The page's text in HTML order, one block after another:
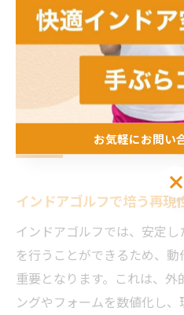
の高いスキルが身につき、
ができます。
実践に活きるイン
インドアゴルフで培う再現
インドアゴルフでは、安定
を行うことができるため、
重要となります。これは、
ングやフォームを数値化し
お気軽にお問い
お気軽にお問い